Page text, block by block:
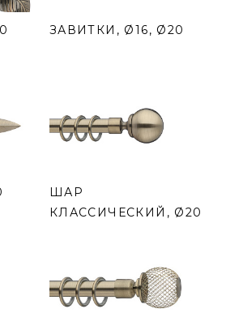
ЗАВИТКИ, Ø16, Ø20
ШАР
КЛАССИЧЕСКИЙ, Ø20